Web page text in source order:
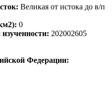
Великая от истока до в/п
0
202002605
Федерации: